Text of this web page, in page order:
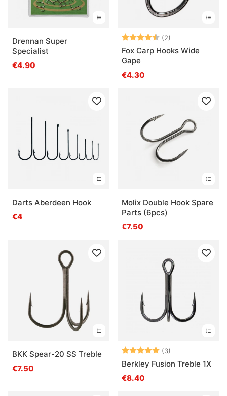
Drennan Super
Specialist
€4.90
Beoordeling:
(2)
Fox Carp Hooks Wide
Gape
€4.30
Darts Aberdeen Hook
€4
Molix Double Hook Spare
Parts (6pcs)
€7.50
BKK Spear-20 SS Treble
€7.50
Beoordeling:
(3)
Berkley Fusion Treble 1X
€8.40